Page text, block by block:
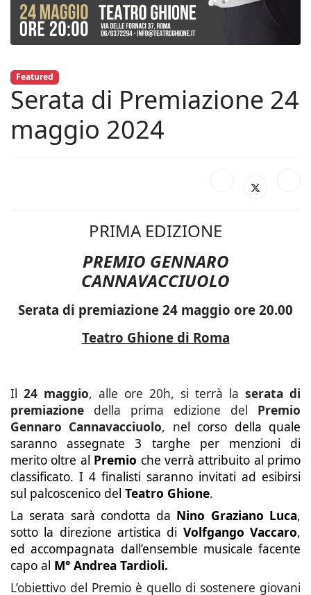
Featured
Serata di Premiazione 24
maggio 2024
PRIMA EDIZIONE
PREMIO GENNARO
CANNAVACCIUOLO
Serata di premiazione 24 maggio ore 20.00
Teatro Ghione di Roma
Il 24 maggio, alle ore 20h, si terrà la serata di
premiazione della prima edizione del Premio
Gennaro Cannavacciuolo, nel corso della quale
saranno assegnate 3 targhe per menzioni di
merito oltre al Premio che verrà attribuito al primo
classificato. I 4 finalisti saranno invitati ad esibirsi
sul palcoscenico del Teatro Ghione.
La serata sarà condotta da Nino Graziano Luca,
sotto la direzione artistica di Volfgango Vaccaro,
ed accompagnata dall’ensemble musicale facente
capo al M° Andrea Tardioli.
L’obiettivo del Premio è quello di sostenere giovani